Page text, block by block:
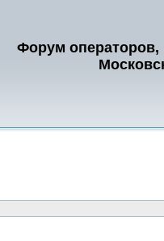
Форум операторов,